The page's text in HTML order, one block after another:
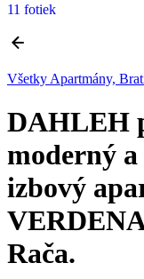
11 fotiek
Všetky Apartmány,
DAHLEH
moderný
izbový
Rača.